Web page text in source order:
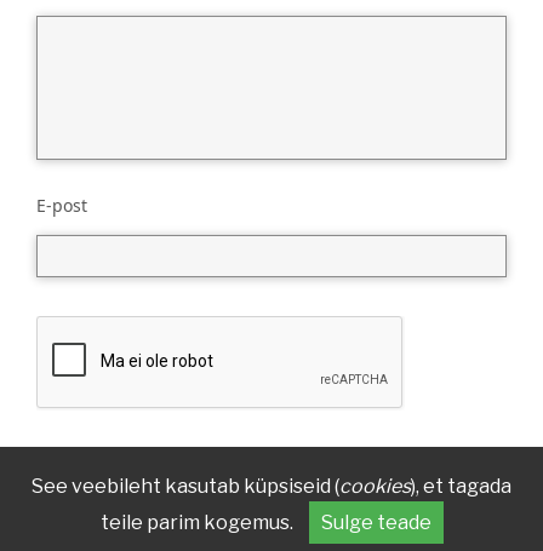
E-post
See veebileht kasutab küpsiseid (cookies), et tagada
teile parim kogemus.
Sulge teade